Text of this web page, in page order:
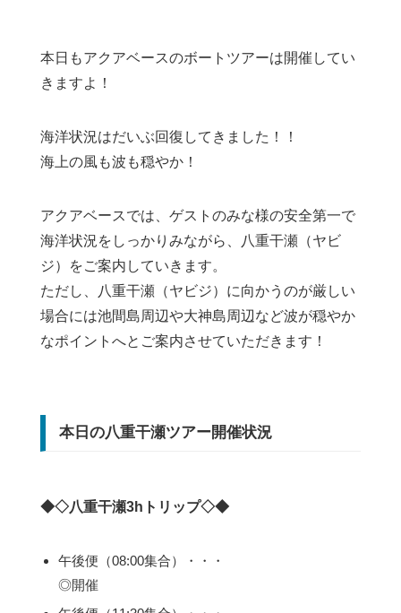
本日もアクアベースのボートツアーは開催してい
きますよ！
海洋状況はだいぶ回復してきました！！
海上の風も波も穏やか！
アクアベースでは、ゲストのみな様の安全第一で
海洋状況をしっかりみながら、八重干瀬（ヤビ
ジ）をご案内していきます。
ただし、八重干瀬（ヤビジ）に向かうのが厳しい
場合には池間島周辺や大神島周辺など波が穏やか
なポイントへとご案内させていただきます！
本日の八重干瀬ツアー開催状況
◆◇八重干瀬3hトリップ◇◆
午後便（08:00集合）・・・
◎開催